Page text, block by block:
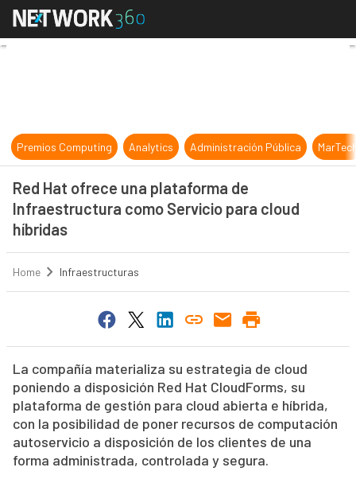
Red Hat ofrece una plataforma
Premios Computing Analytics Administración Pública
Red Hat ofrece una plataforma de
Infraestructura como Servicio para cloud
híbridas
Home Infraestructuras
La compañía materializa su estrategia de cloud
poniendo a disposición Red Hat CloudForms, su
plataforma de gestión para cloud abierta e híbrida,
con la posibilidad de poner recursos de computación
autoservicio a disposición de los clientes de una
forma administrada, controlada y segura.